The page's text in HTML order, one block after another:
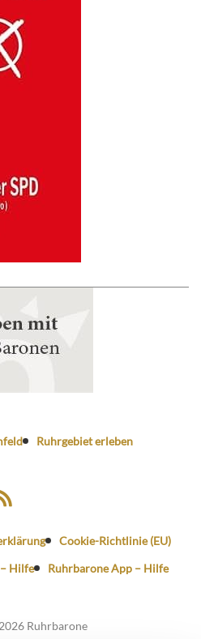
Ruhrgebiet erleben
Cookie-Richtlinie (EU)
Hilfe
Ruhrbarone App – Hilfe
Ruhrbarone